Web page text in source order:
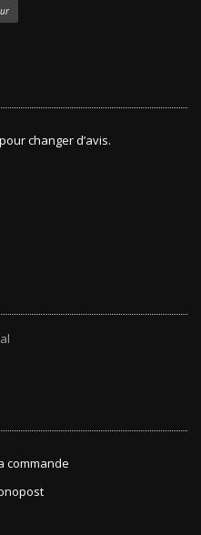
changer d’avis.
commande